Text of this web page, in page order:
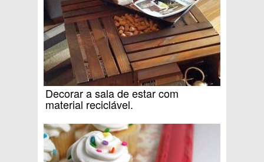
Decorar a sala de estar com
material reciclável.